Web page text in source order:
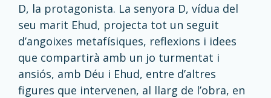
D, la protagonista. La senyora D, vídua del
seu marit Ehud, projecta tot un seguit
d’angoixes metafísiques, reflexions i idees
que compartirà amb un jo turmentat i
ansiós, amb Déu i Ehud, entre d’altres
figures que intervenen, al llarg de l’obra, en